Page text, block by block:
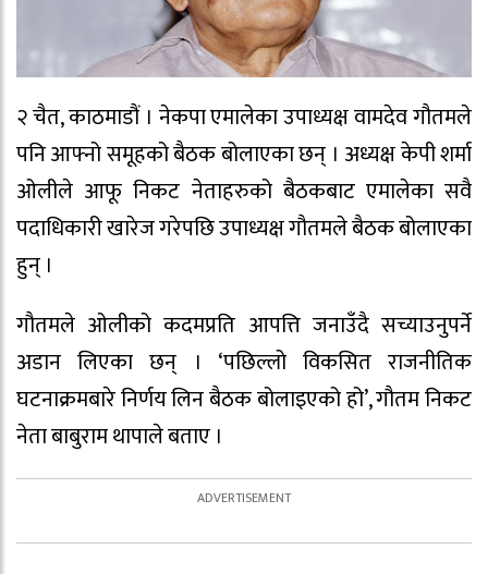
२ चैत, काठमाडौं । नेकपा एमालेका उपाध्यक्ष वामदेव गौतमले
पनि आफ्नो समूहको बैठक बोलाएका छन् । अध्यक्ष केपी शर्मा
ओलीले आफू निकट नेताहरुको बैठकबाट एमालेका सवै
पदाधिकारी खारेज गरेपछि उपाध्यक्ष गौतमले बैठक बोलाएका
हुन् ।
गौतमले ओलीको कदमप्रति आपत्ति जनाउँदै सच्याउनुपर्ने
अडान लिएका छन् । ‘पछिल्लो विकसित राजनीतिक
घटनाक्रमबारे निर्णय लिन बैठक बोलाइएको हो’, गौतम निकट
नेता बाबुराम थापाले बताए ।